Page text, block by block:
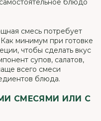
блюдо
смесь потребует
минимум при готовке
чтобы сделать вкус
супов, салатов,
всего смеси
блюда.
СМЕСЯМИ ИЛИ С